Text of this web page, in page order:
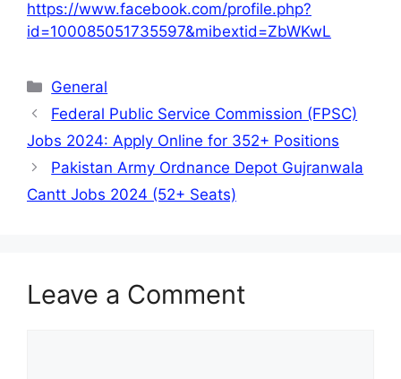
https://www.facebook.com/profile.php?
id=100085051735597&mibextid=ZbWKwL
Categories
General
Federal Public Service Commission (FPSC)
Jobs 2024: Apply Online for 352+ Positions
Pakistan Army Ordnance Depot Gujranwala
Cantt Jobs 2024 (52+ Seats)
Leave a Comment